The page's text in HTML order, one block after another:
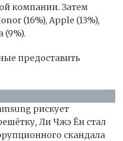
компании. Затем
(16%), Apple (13%),
(9%).
предоставить
рискует
Ли Чжэ Ён стал
скандала